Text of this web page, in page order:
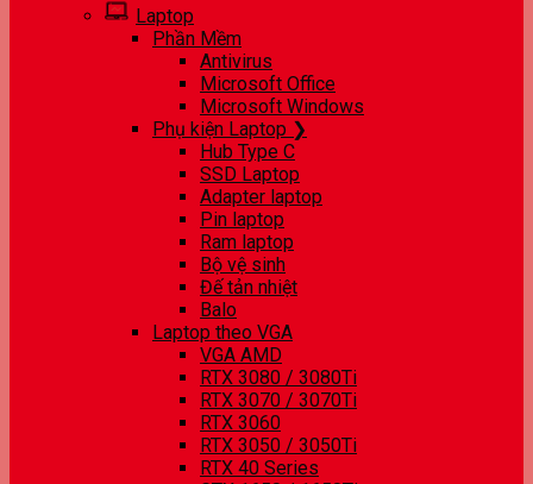
Laptop
Phần Mềm
Antivirus
Microsoft Office
Microsoft Windows
Phụ kiện Laptop ❯
Hub Type C
SSD Laptop
Adapter laptop
Pin laptop
Ram laptop
Bộ vệ sinh
Đế tản nhiệt
Balo
Laptop theo VGA
VGA AMD
RTX 3080 / 3080Ti
RTX 3070 / 3070Ti
RTX 3060
RTX 3050 / 3050Ti
RTX 40 Series